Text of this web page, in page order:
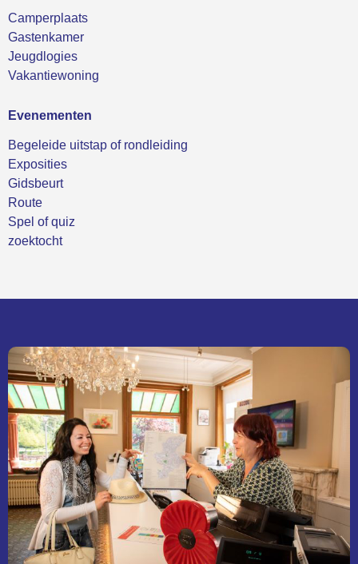
Camperplaats
Gastenkamer
Jeugdlogies
Vakantiewoning
Evenementen
Begeleide uitstap of rondleiding
Exposities
Gidsbeurt
Route
Spel of quiz
zoektocht